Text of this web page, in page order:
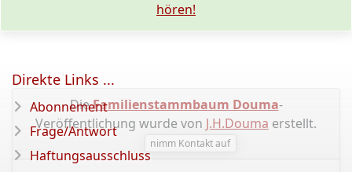
hören!
DieFamilienstammbaum Douma-
Veröffentlichung wurde von J.H.Douma erstellt.
nimm Kontakt auf
Direkte Links ...
Abonnement
Frage/Antwort
Haftungsausschluss